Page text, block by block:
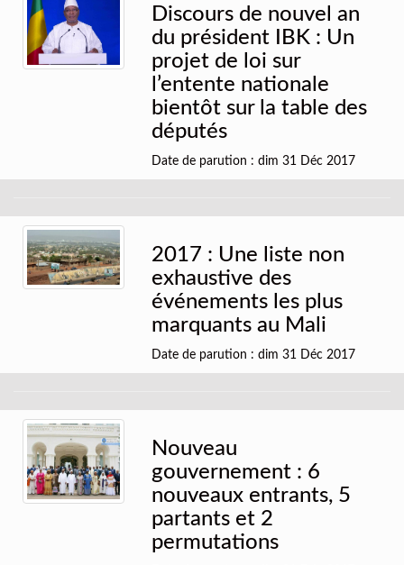
Discours de nouvel an
du président IBK : Un
projet de loi sur
l’entente nationale
bientôt sur la table des
députés
Date de parution : dim 31 Déc 2017
2017 : Une liste non
exhaustive des
événements les plus
marquants au Mali
Date de parution : dim 31 Déc 2017
Nouveau
gouvernement : 6
nouveaux entrants, 5
partants et 2
permutations